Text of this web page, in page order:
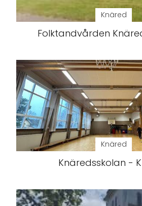
Knäred
Folktandvården
Knäred
Knäredsskolan -